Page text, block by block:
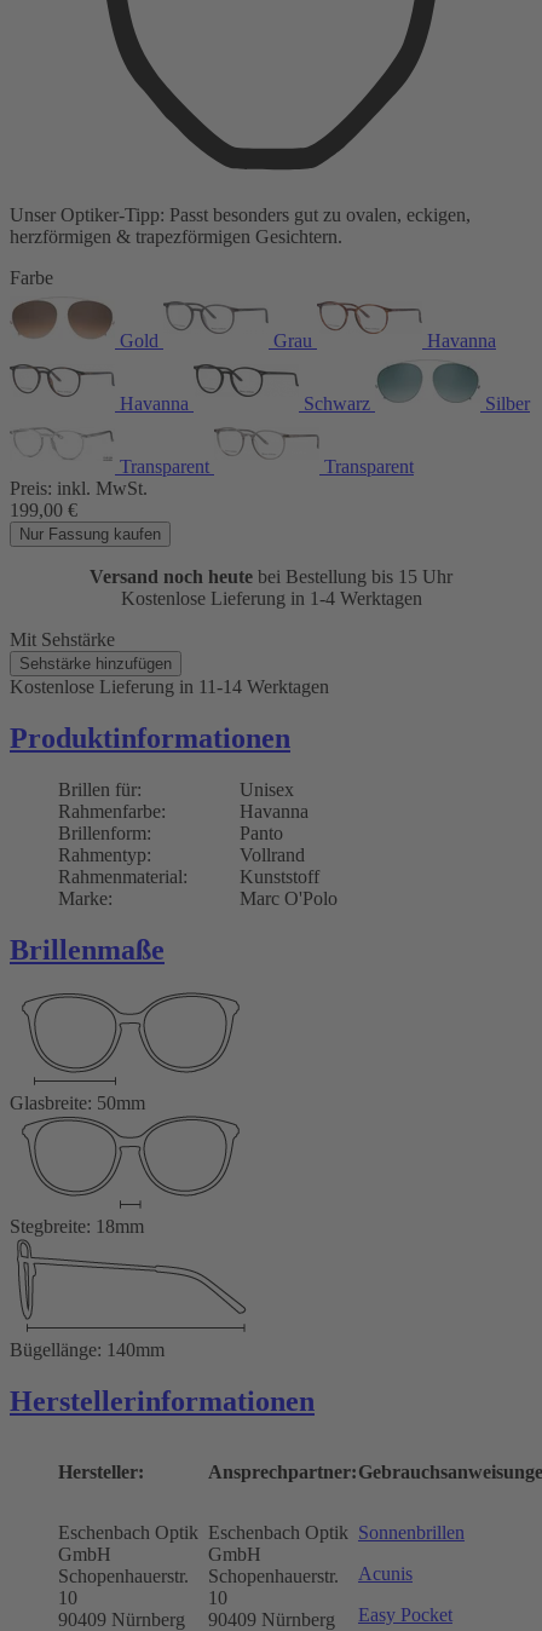
Unser Optiker-Tipp: Passt besonders gut zu ovalen, eckigen,
herzförmigen & trapezförmigen Gesichtern.
Farbe
Gold Grau Havanna
Havanna Schwarz Silber
Transparent
Transparent
Preis: inkl. MwSt.
199,00 €
Nur Fassung kaufen
Versand noch heute bei Bestellung bis 15 Uhr
Kostenlose Lieferung in 1-4 Werktagen
Mit Sehstärke
Sehstärke hinzufügen
Kostenlose Lieferung in 11-14 Werktagen
Produktinformationen
Brillen für:
Unisex
Rahmenfarbe:
Havanna
Brillenform:
Panto
Rahmentyp:
Vollrand
Rahmenmaterial:
Kunststoff
Marke:
Marc O'Polo
Brillenmaße
Glasbreite: 50mm
Stegbreite: 18mm
Bügellänge: 140mm
Herstellerinformationen
Hersteller:
Eschenbach Optik
GmbH
Schopenhauerstr.
10
90409 Nürnberg
Ansprechpartner:
Eschenbach Optik
GmbH
Schopenhauerstr.
10
90409 Nürnberg
Sonnenbrillen
Acunis
Easy Pocket